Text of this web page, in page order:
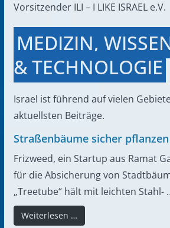
Vorsitzender ILI – I LIKE ISRAEL e.V.
MEDIZIN,
& TECHNOLOGIE
Israel ist führend auf vielen
aktuellsten Beiträge.
Straßenbäume sicher pflanzen
Frizweed, ein Startup aus Ramat
für die Absicherung von
„Treetube“ hält mit leichten Stahl-
Weiterlesen …